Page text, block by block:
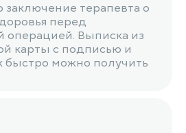
терапевта о
перед
операцией. Выписка из
карты с подписью и
быстро можно получить